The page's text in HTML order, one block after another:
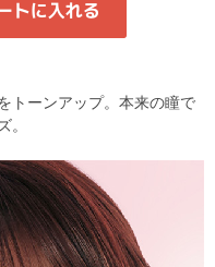
トーンアップ。本来の瞳で
。